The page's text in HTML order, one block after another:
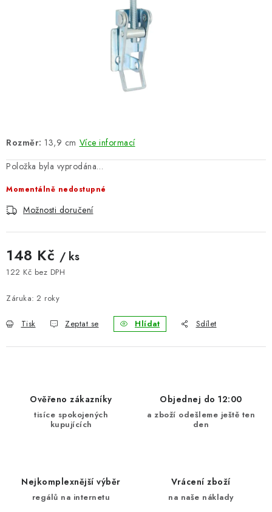
ČASTO KLADENÉ DOTAZY
B2B - VELKOOBCHOD
KONTAKTY
Kontakty Hodnocení obchodu
Reklamace zboží
Rozměr: 13,9 cm Více informací
Položka byla vyprodána…
Momentálně nedostupné
Možnosti doručení
148 Kč / ks
122 Kč bez DPH
Záruka: 2 roky
Tisk Zeptat se Hlídat Sdílet
Ověřeno zákazníky
tisíce spokojených
kupujících
Objednej do 12:00
a zboží odešleme ještě ten
den
Nejkomplexnější výběr
regálů na internetu
Vrácení zboží
na naše náklady